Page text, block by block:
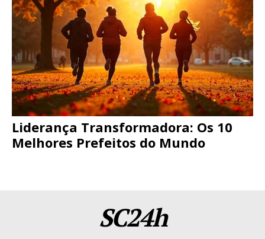
Liderança Transformadora: Os 10
Melhores Prefeitos do Mundo
SC24h